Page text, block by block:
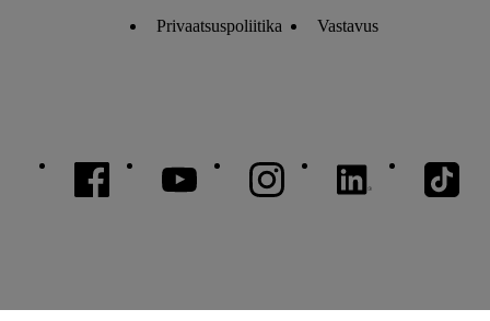
Privaatsuspoliitika Vastavus